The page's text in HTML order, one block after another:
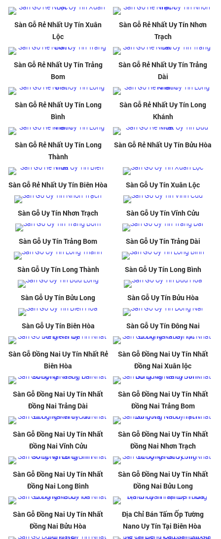
Sàn Gỗ Rẻ Nhất Uy Tín Xuân
Lộc
Sàn Gỗ Rẻ Nhất Uy Tín Nhơn
Trạch
Sàn Gỗ Rẻ Nhất Uy Tín Trảng
Bom
Sàn Gỗ Rẻ Nhất Uy Tín Trảng
Dài
Sàn Gỗ Rẻ Nhất Uy Tín Long
Bình
Sàn Gỗ Rẻ Nhất Uy Tín Long
Khánh
Sàn Gỗ Rẻ Nhất Uy Tín Long
Thành
Sàn Gỗ Rẻ Nhất Uy Tín Bửu Hòa
Sàn Gỗ Rẻ Nhất Uy Tín Biên Hòa Sàn Gỗ Uy Tín Xuân Lộc
Sàn Gỗ Uy Tín Nhơn Trạch Sàn Gỗ Uy Tín Vĩnh Cửu
Sàn Gỗ Uy Tín Trảng Bom Sàn Gỗ Uy Tín Trảng Dài
Sàn Gỗ Uy Tín Long Thành Sàn Gỗ Uy Tín Long Bình
Sàn Gỗ Uy Tín Bửu Long Sàn Gỗ Uy Tín Bửu Hòa
Sàn Gỗ Uy Tín Biên Hòa Sàn Gỗ Uy Tín Đông Nai
Sàn Gỗ Đồng Nai Uy Tín Nhất Rẻ
Biên Hòa
Sàn Gỗ Đồng Nai Uy Tín Nhất
Đồng Nai Xuân lộc
Sàn Gỗ Đồng Nai Uy Tín Nhất
Đồng Nai Trảng Dài
Sàn Gỗ Đồng Nai Uy Tín Nhất
Đồng Nai Trảng Bom
Sàn Gỗ Đồng Nai Uy Tín Nhất
Đồng Nai Vĩnh Cửu
Sàn Gỗ Đồng Nai Uy Tín Nhất
Đồng Nai Nhơn Trạch
Sàn Gỗ Đồng Nai Uy Tín Nhất
Đồng Nai Long Bình
Sàn Gỗ Đồng Nai Uy Tín Nhất
Đồng Nai Bửu Long
Sàn Gỗ Đồng Nai Uy Tín Nhất
Đồng Nai Bửu Hòa
Địa Chỉ Bán Tấm Ốp Tường
Nano Uy Tín Tại Biên Hòa